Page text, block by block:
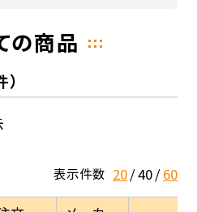
の商品
表示件数 20 40 60